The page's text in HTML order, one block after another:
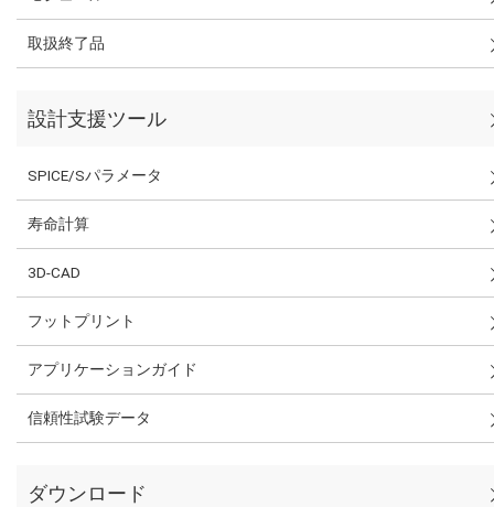
取扱終了品
設計支援ツール
SPICE/Sパラメータ
寿命計算
3D-CAD
フットプリント
アプリケーションガイド
信頼性試験データ
ダウンロード